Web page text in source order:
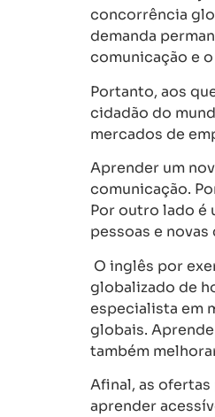
concorrência
demanda
comunicação e
Portanto, aos
cidadão do
mercados de
Aprender um
comunicação.
Por outro lado é
pessoas e novas
O inglês por
globalizado de
especialista em
globais.
também
Afinal, as
aprender